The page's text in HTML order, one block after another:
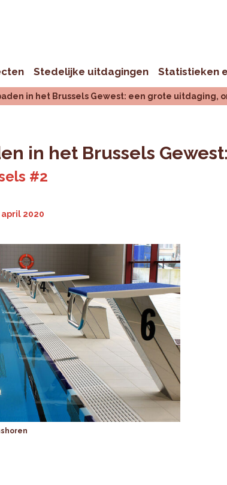
Stedelijke uitdagingen Statistieken
in het Brussels Gewest: een grote uitdaging,
in het Brussels
#2
april 2020